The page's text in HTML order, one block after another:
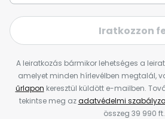
Iratkozzon
A leiratkozás bármikor lehetséges a
amelyet minden hírlevélben megtalál,
űrlapon keresztül küldött e-mailben.
tekintse meg azadatvédelmi
összeg 39 990 ft.